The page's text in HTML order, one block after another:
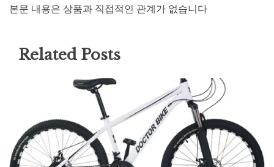
본문 내용은 상품과 직접적인 관계가 없습니다
Related Posts